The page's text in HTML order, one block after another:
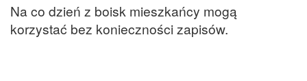
Na co dzień z boisk mieszkańcy mogą
korzystać bez konieczności zapisów.